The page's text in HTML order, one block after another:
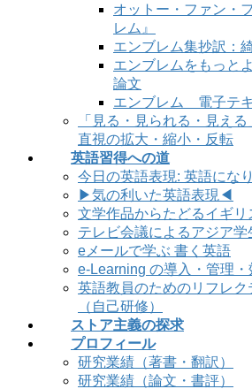
オットー・ファン・
レム』
エンブレム集抄訳：
エンブレムをもっと
論文
エンブレム 電子テ
「見る・見られる・見え
直視の拡大・縮小・反転
英語習得への道
今日の英語表現: 英語にな
▶気の利いた英語表現◀
文学作品からたどるイギリ
テレビ会議によるアジア学
eメールで学ぶ 書く英語
e-Learning の導入・管理・
英語教員のためのリフレ
（自己研修）
ストア主義の探求
プロフィール
研究業績（著書・翻訳）
研究業績（論文・書評）